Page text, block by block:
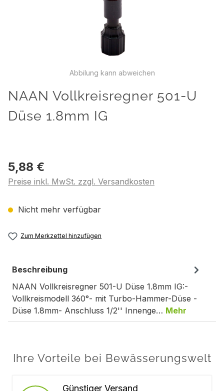
Abbilung kann abweichen
NAAN Vollkreisregner 501-U
Düse 1.8mm IG
5,88 €
Preise inkl. MwSt. zzgl. Versandkosten
Nicht mehr verfügbar
Zum Merkzettel hinzufügen
Beschreibung
NAAN Vollkreisregner 501-U Düse 1.8mm IG:-
Vollkreismodell 360°- mit Turbo-Hammer-Düse -
Düse 1.8mm- Anschluss 1/2'' Innenge… Mehr
Ihre Vorteile bei Bewässerungswelt
Günstiger Versand